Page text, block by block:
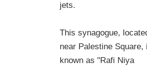
jets.
This synagogue,
near Palestine Square,
known as "Rafi Niya